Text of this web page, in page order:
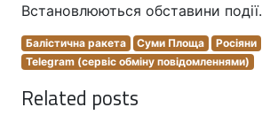
Встановлюються обставини події.
Балістична ракета Суми Площа Росіяни
Telegram (сервіс обміну повідомленнями)
Related posts